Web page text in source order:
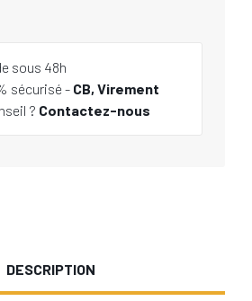
sous 48h
sécurisé - CB, Virement
? Contactez-nous
DESCRIPTION